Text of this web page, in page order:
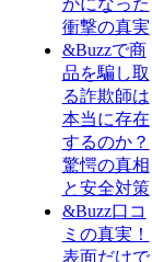
衝撃の真実
&Buzzで商
品を騙し取
る詐欺師は
本当に存在
するのか？
驚愕の真相
と安全対策
&Buzz口コ
ミの真実！
表面だけで